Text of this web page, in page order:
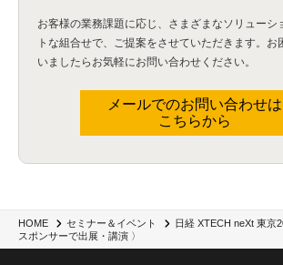
HOME セミナー＆イベント
日経 XTECH neXt 東京
スポンサーで出展・講演 〉
お客様の業務課題に応じ、さまざまなソリューシ
トな組合せで、
ご提案をさせていただきます。お
いましたらお気軽にお問い合わせください。
メールでのお問い合わせは
こちらから